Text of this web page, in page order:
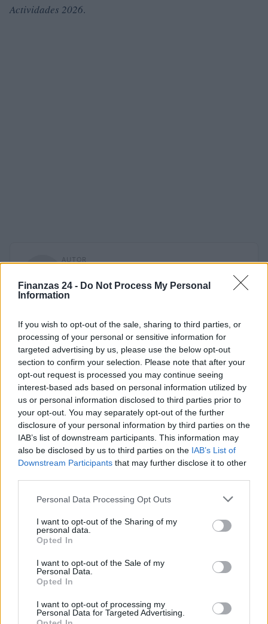
Finanzas 24 - Do Not Process My Personal
Information
If you wish to opt-out of the sale, sharing to third parties, or
processing of your personal or sensitive information for
targeted advertising by us, please use the below opt-out
section to confirm your selection. Please note that after your
opt-out request is processed you may continue seeing
interest-based ads based on personal information utilized by
us or personal information disclosed to third parties prior to
your opt-out. You may separately opt-out of the further
disclosure of your personal information by third parties on the
IAB’s list of downstream participants. This information may
also be disclosed by us to third parties on the IAB’s List of
Downstream Participants that may further disclose it to other
Please note that this website/app uses one or more Google
not limited to your visit or usage behaviour. You may click to
grant or deny consent to Google and its third-party tags to
use your data for below specified purposes in below Google
consent section.
Personal Data Processing Opt Outs
I want to opt-out of the Sharing of my
personal data.
Opted In
I want to opt-out of the Sale of my
Personal Data.
Opted In
I want to opt-out of processing my
Personal Data for Targeted Advertising.
Actividades 2026.
AUTOR
Francesca Spadaro reconstruyó una cadena
Comercio; analista financiera que coordina
expedientes sobre pymes y mercados.
Licenciada en economía, colabora con
cámaras locales y realiza boletines
económicos territoriales.